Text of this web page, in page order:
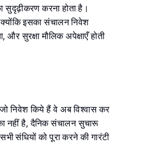
सुदृढ़ीकरण करना होता है।
इसका संचालन निवेश
और सुरक्षा मौलिक अपेक्षाएँ होती
निवेश किये हैं वे अब विश्वास कर
नहीं है, दैनिक संचालन सुचारू
संधियों को पूरा करने की गारंटी